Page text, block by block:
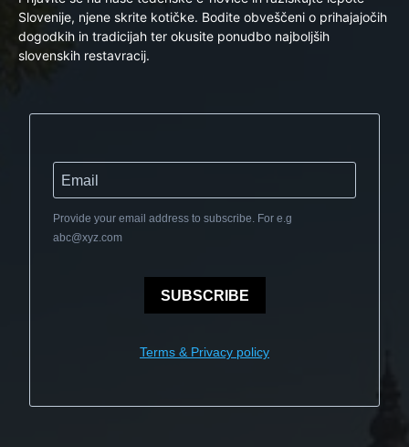
Slovenije, njene skrite kotičke. Bodite obveščeni o prihajajočih
dogodkih in tradicijah ter okusite ponudbo najboljših
slovenskih restavracij.
Provide your email address to subscribe. For e.g
abc@xyz.com
SUBSCRIBE
Terms & Privacy policy